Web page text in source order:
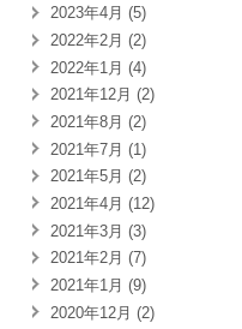
2023年4月 (5)
2022年2月 (2)
2022年1月 (4)
2021年12月 (2)
2021年8月 (2)
2021年7月 (1)
2021年5月 (2)
2021年4月 (12)
2021年3月 (3)
2021年2月 (7)
2021年1月 (9)
2020年12月 (2)